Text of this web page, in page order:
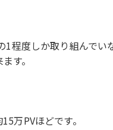
度しか取り組んでい
す。
万PVほどです。